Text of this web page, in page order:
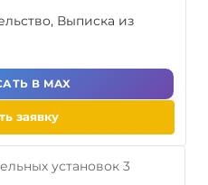
Выписка из
В MAX
заявку
установок 3